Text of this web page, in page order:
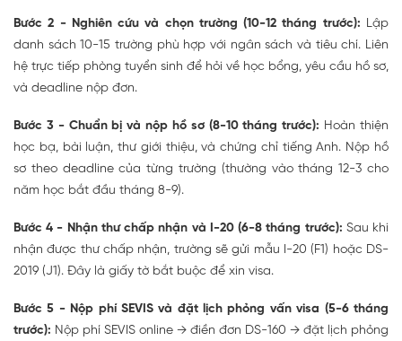
Bước 2 - Nghiên cứu và chọn trường (10-12 tháng trước): Lập
danh sách 10-15 trường phù hợp với ngân sách và tiêu chí. Liên
hệ trực tiếp phòng tuyển sinh để hỏi về học bổng, yêu cầu hồ sơ,
và deadline nộp đơn.
Bước 3 - Chuẩn bị và nộp hồ sơ (8-10 tháng trước): Hoàn thiện
học bạ, bài luận, thư giới thiệu, và chứng chỉ tiếng Anh. Nộp hồ
sơ theo deadline của từng trường (thường vào tháng 12-3 cho
năm học bắt đầu tháng 8-9).
Bước 4 - Nhận thư chấp nhận và I-20 (6-8 tháng trước): Sau khi
nhận được thư chấp nhận, trường sẽ gửi mẫu I-20 (F1) hoặc DS-
2019 (J1). Đây là giấy tờ bắt buộc để xin visa.
Bước 5 - Nộp phí SEVIS và đặt lịch phỏng vấn visa (5-6 tháng
trước): Nộp phí SEVIS online → điền đơn DS-160 → đặt lịch phỏng